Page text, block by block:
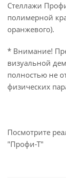
Стеллажи
полимерной
оранжевого).
* Внимание!
визуальной
полностью не
физических
Посмотрите
"Профи-Т"